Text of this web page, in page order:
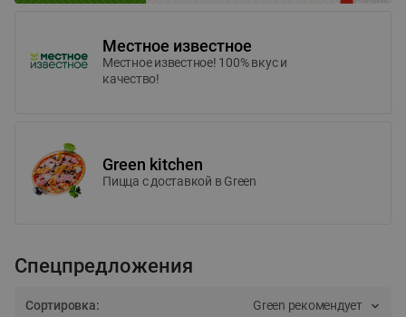
Местное известное
Местное известное! 100% вкус и
качество!
Green kitchen
Пицца c доставкой в Green
Спецпредложения
Сортировка: Green рекомендует